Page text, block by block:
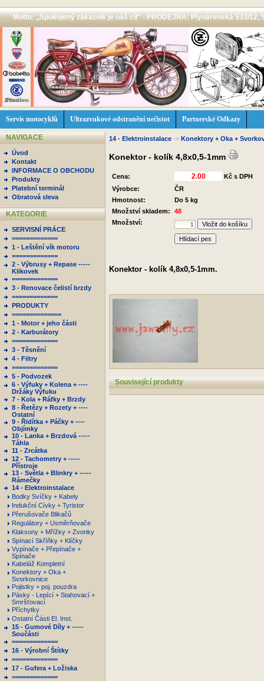
Motto: ,,Spokojený zákazník je náš cíl'' - PRODEJNA: Plynárenská 533/12,
Servis motocyklů Ultrazvukové odstranění nečistot Partnerské Odkazy
NAVIGACE
Úvod
Kontakt
INFORMACE O OBCHODU
Produkty
Platební terminál
Obratová sleva
KATEGORIE
SERVISNÍ PRÁCE
=============
1 - Leštění vík motoru
=============
2 - Výbrusy + Repase -----
Klikovek
=============
3 - Renovace čelistí brzdy
=============
PRODUKTY
==============
1 - Motor + jeho části
2 - Karburátory
=============
3 - Těsnění
4 - Filtry
=============
5 - Podvozek
6 - Výfuky + Kolena + ----
Držáky Výfuku
7 - Kola + Ráfky + Brzdy
8 - Řetězy + Rozety + ----
Ostatní
9 - Řidítka + Páčky + ----
Objímky
10 - Lanka + Brzdová -----
Táhla
11 - Zrcátka
12 - Tachometry + -----
Přístroje
13 - Světla + Blinkry + -----
Rámečky
14 - Elektroinstalace
Bodky Svíčky + Kabely
Indukční Cívky + Tyristor
Přerušovače Blikačů
Regulátory + Usměrňovače
Klaksony + Mřížky + Zvonky
Spínací Skříňky + Klíčky
Vypínače + Přepínače +
Spínače
Kabeláž Kompletní
Konektory + Oka +
Svorkovnice
Pojistky + poj. pouzdra
Pásky - Lepící + Stahovací +
Smršťovací
Příchytky
Ostatní Části El. Inst.
15 - Gumové Díly + -----
Součásti
=============
16 - Výrobní Štítky
=============
17 - Gufera + Ložiska
=============
14 - Elektroinstalace -> Konektory + Oka +
Konektor - kolík 4,8x0,5-1mm
Cena:
Kč s DPH
Výrobce:
ČR
Hmotnost:
Do 5 kg
Množství skladem:
48
Množství:
Hlídací pes
Konektor - kolík 4,8x0,5-1mm.
Související produkty